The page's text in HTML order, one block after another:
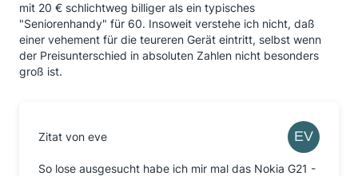
mit 20 € schlichtweg billiger als ein typisches
"Seniorenhandy" für 60. Insoweit verstehe ich nicht, daß
einer vehement für die teureren Gerät eintritt, selbst wenn
der Preisunterschied in absoluten Zahlen nicht besonders
groß ist.
Zitat von eve
So lose ausgesucht habe ich mir mal das Nokia G21 -